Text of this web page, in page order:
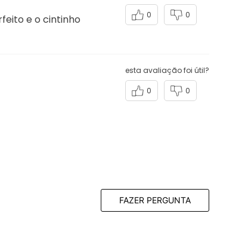
e o cintinho
0
0
esta avaliação foi útil?
0
0
FAZER PERGUNTA